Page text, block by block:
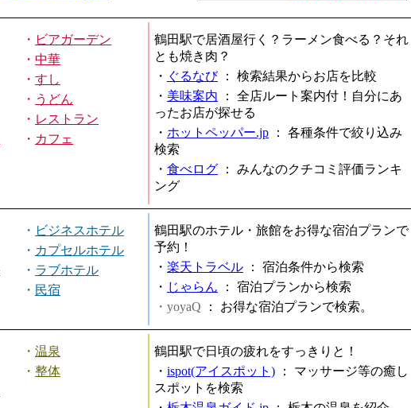
・ ビアガーデン
・ 中華
・ すし
・ うどん
・ レストラン
・ カフェ
鶴田駅で居酒屋行く？ラーメン食べる？それ
とも焼き肉？
・ ぐるなび： 検索結果からお店を比較
・ 美味案内 ： 全店ルート案内付！自分にあ
ったお店が探せる
・ ホットペッパー.jp ： 各種条件で絞り込み
検索
・ 食べログ ： みんなのクチコミ評価ランキ
ング
・ ビジネスホテル
・ カプセルホテル
・ ラブホテル
・ 民宿
鶴田駅のホテル・旅館をお得な宿泊プランで
予約！
・ 楽天トラベル ： 宿泊条件から検索
・ じゃらん ： 宿泊プランから検索
・yoyaQ ： お得な宿泊プランで検索。
・ 温泉
・ 整体
鶴田駅で日頃の疲れをすっきりと！
・ ispot(アイスポット) ： マッサージ等の癒し
スポットを検索